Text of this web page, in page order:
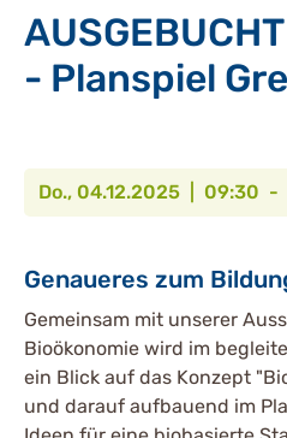
- Planspiel
Do., 04.12.2025 | 09:30 -
Genaueres zum
Gemeinsam mit unserer
Bioökonomie wird im
ein Blick auf das Konzept
und darauf aufbauend im